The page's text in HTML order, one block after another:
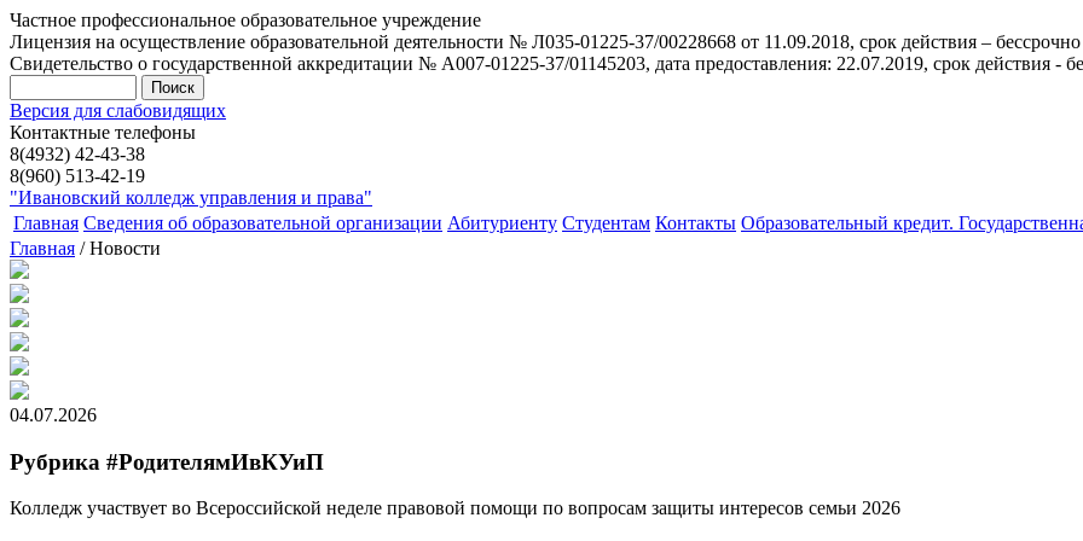
Частное профессиональное образовательное учреждение
Лицензия на осуществление образовательной деятельности № Л035-01225-37/00228668 от 11.09.2018, срок действия – бессрочно
Свидетельство о государственной аккредитации № А007-01225-37/01145203, дата предоставления: 22.07.2019, срок действия -
Версия для слабовидящих
Контактные телефоны
8(4932) 42-43-38
8(960) 513-42-19
"Ивановский колледж управления и права"
Главная Сведения об образовательной организации Абитуриенту Студентам Контакты Образовательный кредит.
Главная / Новости
04.07.2026
Рубрика #РодителямИвКУиП
Колледж участвует во Всероссийской неделе правовой помощи по вопросам защиты интересов семьи 2026